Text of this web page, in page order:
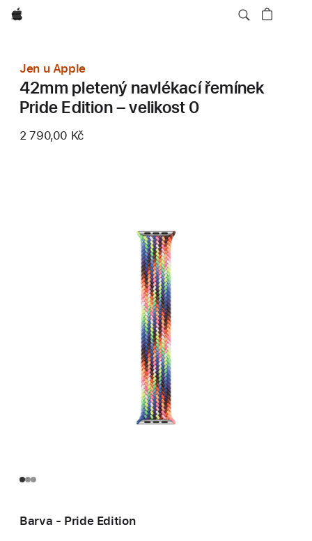
Apple
Jen u Apple
42mm pletený navlékací řemínek
Pride Edition – velikost 0
2 790,00 Kč
Barva - Pride Edition